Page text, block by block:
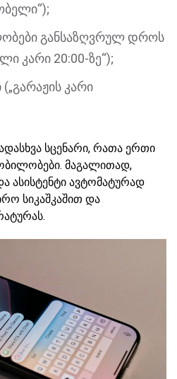
განსაზღვრულ დროს
კარი 20:00-ზე“);
კარი
სცენარი, რათა ერთი
მაგალითად,
ასისტენტი ავტომატურად
სიკაშკაშით და